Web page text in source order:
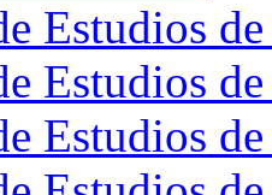
Estudios de
Estudios de
Estudios de